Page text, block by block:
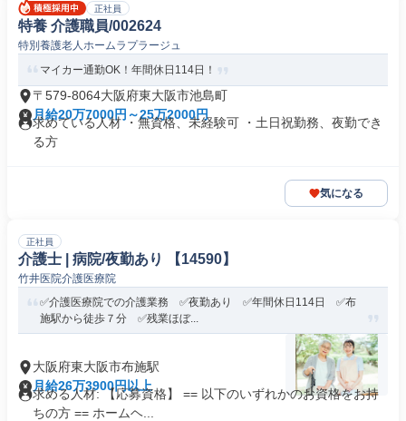
正社員
特養 介護職員/002624
特別養護老人ホームラプラージュ
マイカー通勤OK！年間休日114日！
〒579-8064大阪府東大阪市池島町
月給20万7000円～25万2000円
求めている人材 ・無資格、未経験可 ・土日祝勤務、夜勤でき
る方
気になる
正社員
介護士 | 病院/夜勤あり 【14590】
竹井医院介護医療院
✅介護医療院での介護業務 ✅夜勤あり ✅年間休日114日 ✅布
施駅から徒歩７分 ✅残業ほぼ...
大阪府東大阪市布施駅
月給26万3900円以上
求める人材: 【応募資格】 == 以下のいずれかのお資格をお持
ちの方 == ホームヘ...